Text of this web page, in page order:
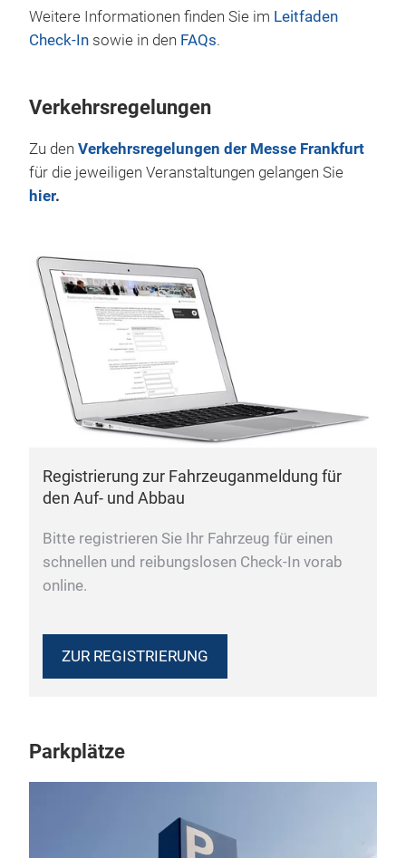
Weitere Informationen finden Sie im Leitfaden
Check-In sowie in den FAQs.
Verkehrsregelungen
Zu den Verkehrsregelungen der Messe Frankfurt
für die jeweiligen Veranstaltungen gelangen Sie
hier.
Registrierung zur Fahrzeuganmeldung für
den Auf- und Abbau
Bitte registrieren Sie Ihr Fahrzeug für einen
schnellen und reibungslosen Check-In vorab
online.
ZUR REGISTRIERUNG
Parkplätze